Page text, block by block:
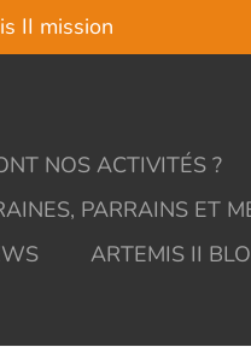
II mission
NOS ACTIVITÉS ?
PARRAINS ET
ARTEMIS II